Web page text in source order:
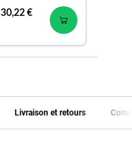
30,22 €
Livraison et retours